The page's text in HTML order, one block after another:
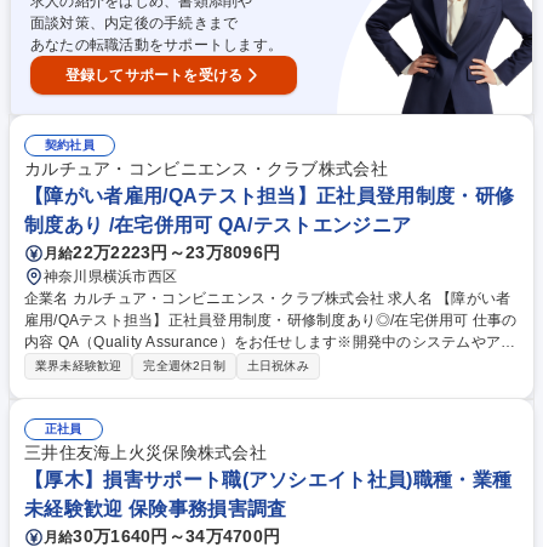
面談対策、内定後の手続きまで
あなたの転職活動をサポートします。
登録してサポートを受ける
契約社員
カルチュア・コンビニエンス・クラブ株式会社
【障がい者雇用/QAテスト担当】正社員登用制度・研修
制度あり /在宅併用可 QA/テストエンジニア
月給22万2223円～23万8096円
神奈川県横浜市西区
企業名 カルチュア・コンビニエンス・クラブ株式会社 求人名 【障がい者
雇用/QAテスト担当】正社員登用制度・研修制度あり◎/在宅併用可 仕事の
内容 QA（Quality Assurance）をお任せします※開発中のシステムやアプ
リが仕様どおりに動作するかを確認し、不具合の有無をチェック・記録・
う PC／スマートフォン／OS違いなど、複数環境での同一操作テストを実
施 ◆ テスト記録・報告業務：不具合・想定外挙動の記録 専用ツール・フ
ォーマットへの入力/開発チームへの共有・報告 ◆ テスト結果整理：テス
ト結果の整理/簡単なレポート作成 募集職種 【障がい者雇用/QAテスト担
当】正社員登用制度・研修制度あり◎/在宅併用可
業界未経験歓迎 完全週休2日制 土日祝休み
正社員
三井住友海上火災保険株式会社
【厚木】損害サポート職(アソシエイト社員)職種・業種
未経験歓迎 保険事務損害調査
月給30万1640円～34万4700円